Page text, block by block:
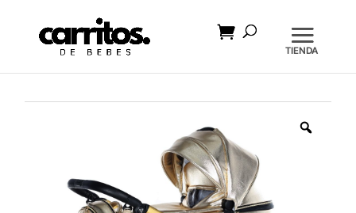
productos